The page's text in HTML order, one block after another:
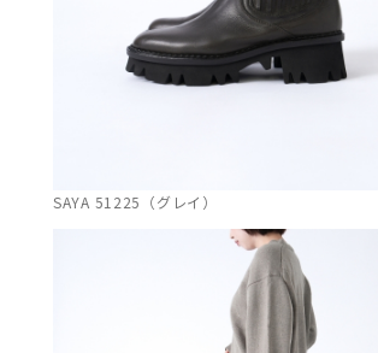
SAYA 51225（グレイ）